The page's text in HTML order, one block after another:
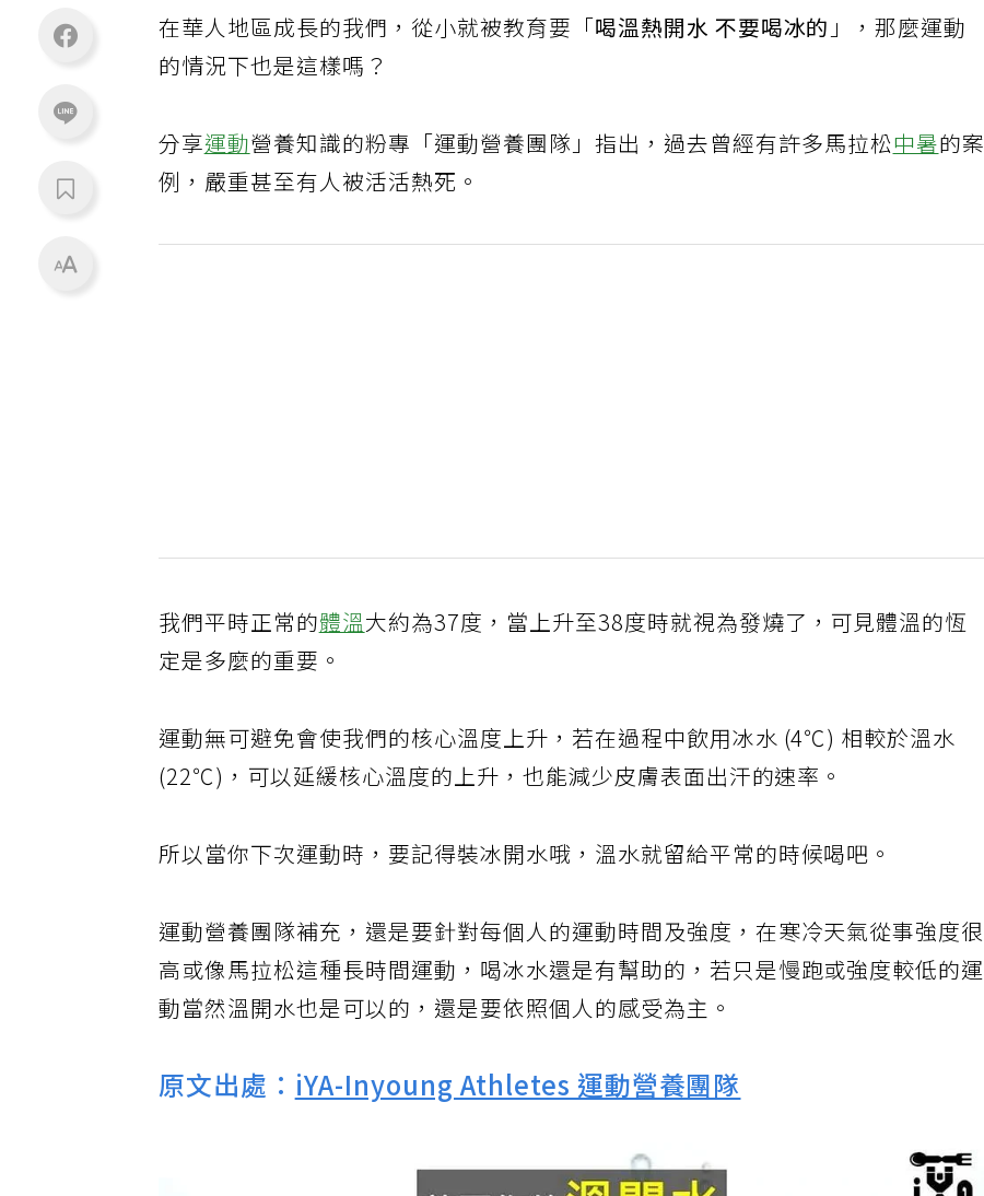
在華人地區成長的我們，從小就被教育要「喝溫熱開水 不要喝冰的」，那麼運動
的情況下也是這樣嗎？
分享運動營養知識的粉專「運動營養團隊」指出，過去曾經有許多馬拉松中暑的案
例，嚴重甚至有人被活活熱死。
我們平時正常的體溫大約為37度，當上升至38度時就視為發燒了，可見體溫的恆
定是多麼的重要。
運動無可避免會使我們的核心溫度上升，若在過程中飲用冰水 (4℃) 相較於溫水
(22℃)，可以延緩核心溫度的上升，也能減少皮膚表面出汗的速率。
所以當你下次運動時，要記得裝冰開水哦，溫水就留給平常的時候喝吧。
運動營養團隊補充，還是要針對每個人的運動時間及強度，在寒冷天氣從事強度很
高或像馬拉松這種長時間運動，喝冰水還是有幫助的，若只是慢跑或強度較低的運
動當然溫開水也是可以的，還是要依照個人的感受為主。
原文出處：iYA-Inyoung Athletes 運動營養團隊